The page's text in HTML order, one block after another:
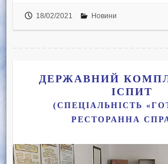
18/02/2021 Новини
ДЕРЖАВНИЙ
ІСПИТ
(СПЕЦІАЛЬНІСТЬ
РЕСТОРАННА